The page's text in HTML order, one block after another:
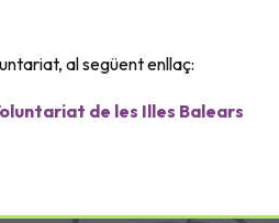
al següent enllaç:
de les Illes Balears